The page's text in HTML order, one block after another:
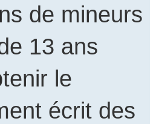
de mineurs
13 ans
le
écrit des